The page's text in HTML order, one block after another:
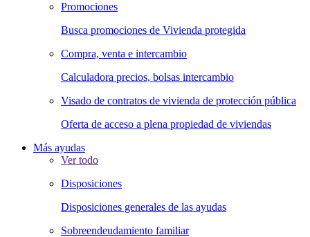
Promociones
Busca promociones de Vivienda protegida
Compra, venta e intercambio
Calculadora precios, bolsas intercambio
Visado de contratos de vivienda de protección pública
Oferta de acceso a plena propiedad de viviendas
Más ayudas
Ver todo
Disposiciones
Disposiciones generales de las ayudas
Sobreendeudamiento familiar